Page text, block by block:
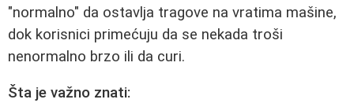
"normalno" da ostavlja tragove na vratima mašine,
dok korisnici primećuju da se nekada troši
nenormalno brzo ili da curi.
Šta je važno znati: